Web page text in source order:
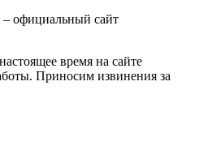
официальный сайт
время на сайте
Приносим извинения за